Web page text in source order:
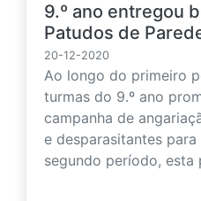
9.º ano entregou
Patudos de
20-12-2020
Ao longo do primeiro
turmas do 9.º ano
campanha de
e desparasitantes
segundo período, esta